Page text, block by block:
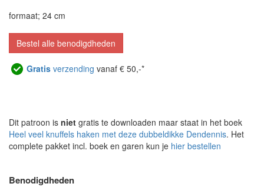
formaat; 24 cm
Bestel alle benodigdheden
Gratis verzending vanaf € 50,-*
Dit patroon is niet gratis te downloaden maar staat in het boek
Heel veel knuffels haken met deze dubbeldikke Dendennis. Het
complete pakket incl. boek en garen kun je hier bestellen
Benodigdheden